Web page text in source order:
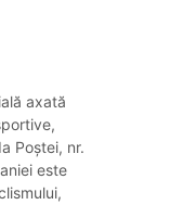
axată
Poștei, nr.
este